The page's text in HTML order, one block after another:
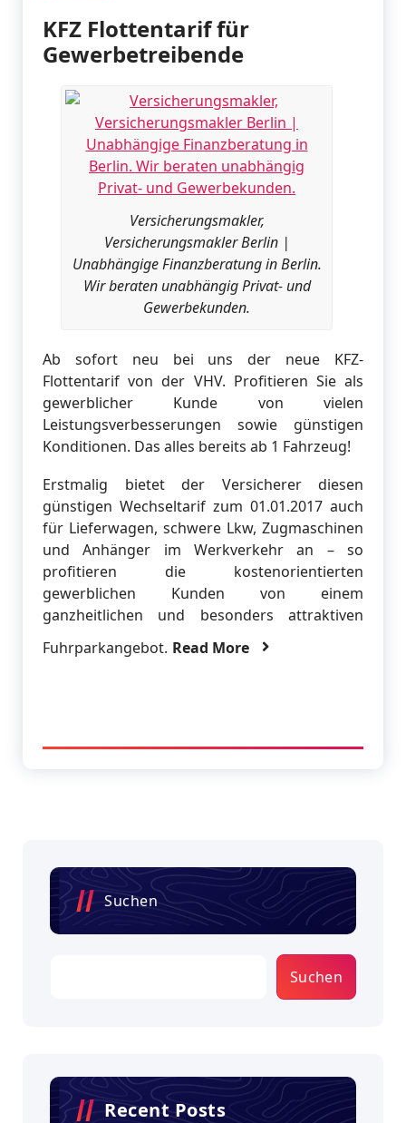
KFZ Flottentarif für
Gewerbetreibende
Versicherungsmakler,
Versicherungsmakler Berlin |
Unabhängige Finanzberatung in Berlin.
Wir beraten unabhängig Privat- und
Gewerbekunden.
Ab sofort neu bei uns der neue KFZ-
Flottentarif von der VHV. Profitieren Sie als
gewerblicher Kunde von vielen
Leistungsverbesserungen sowie günstigen
Konditionen. Das alles bereits ab 1 Fahrzeug!
Erstmalig bietet der Versicherer diesen
günstigen Wechseltarif zum 01.01.2017 auch
für Lieferwagen, schwere Lkw, Zugmaschinen
und Anhänger im Werkverkehr an – so
profitieren die kostenorientierten
gewerblichen Kunden von einem
ganzheitlichen und besonders attraktiven
Fuhrparkangebot. Read More
Suchen
Suchen
Recent Posts